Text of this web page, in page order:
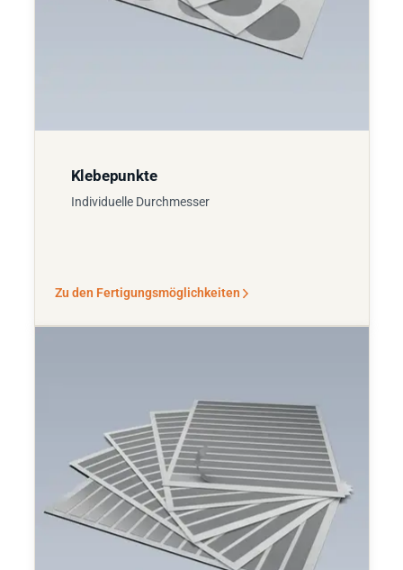
Klebepunkte
Individuelle Durchmesser
Zu den Fertigungsmöglichkeiten